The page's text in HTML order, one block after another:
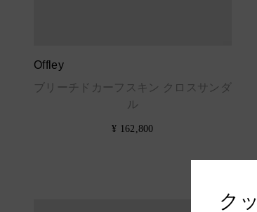
ク
Offley
ブリーチドカーフスキン クロスサンダ
ル
¥ 162,800